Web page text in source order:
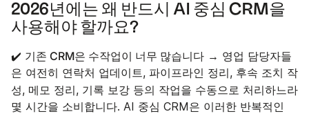
2026년에는 왜 반드시 AI 중심 CRM을
사용해야 할까요?
✔️ 기존 CRM은 수작업이 너무 많습니다 → 영업 담당자들
은 여전히 연락처 업데이트, 파이프라인 정리, 후속 조치 작
성, 메모 정리, 기록 보강 등의 작업을 수동으로 처리하느라
몇 시간을 소비합니다. AI 중심 CRM은 이러한 반복적인